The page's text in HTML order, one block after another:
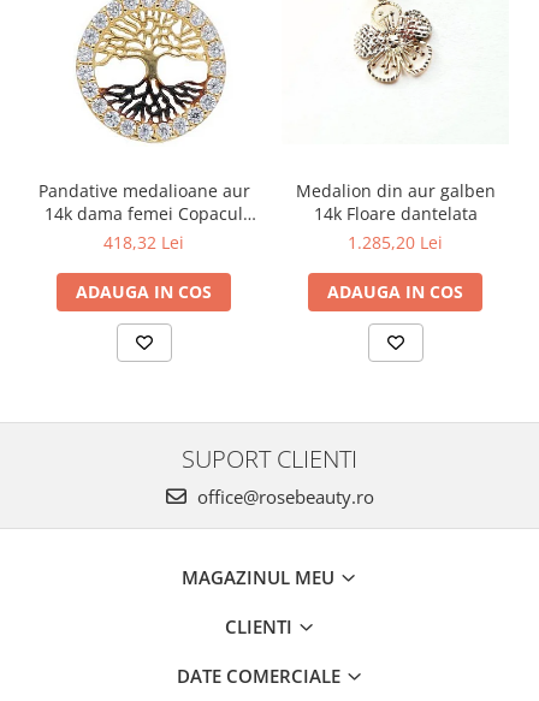
Pandative medalioane aur
14k dama femei Copacul
Vietii
418,32 Lei
ADAUGA IN COS
Medalion din aur galben
14k Floare dantelata
1.285,20 Lei
ADAUGA IN COS
SUPORT CLIENTI
office@rosebeauty.ro
MAGAZINUL MEU
CLIENTI
DATE COMERCIALE